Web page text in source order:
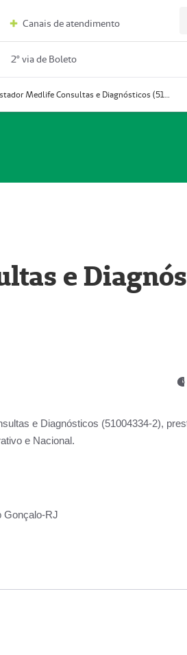
Canais de atendimento
2º via de Boleto
Prestador Medlife Consultas e Diagnósticos (51004334-2)
e
e Diagnósticos (51004334-2),
e Nacional.
Gonçalo-RJ